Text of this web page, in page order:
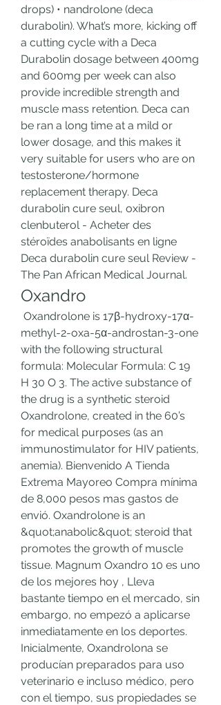
drops) • nandrolone (deca
durabolin). What’s more, kicking off
a cutting cycle with a Deca
Durabolin dosage between 400mg
and 600mg per week can also
provide incredible strength and
muscle mass retention. Deca can
be ran a long time at a mild or
lower dosage, and this makes it
very suitable for users who are on
testosterone/hormone
replacement therapy. Deca
durabolin cure seul, oxibron
clenbuterol - Acheter des
stéroïdes anabolisants en ligne
Deca durabolin cure seul Review -
The Pan African Medical Journal.
Oxandro
methyl-2-oxa-5α-androstan-3-one
with the following structural
formula: Molecular Formula: C 19
H 30 O 3. The active substance of
the drug is a synthetic steroid
Oxandrolone, created in the 60’s
for medical purposes (as an
immunostimulator for HIV patients,
anemia). Bienvenido A Tienda
Extrema Mayoreo Compra mínima
de 8,000 pesos mas gastos de
envió. Oxandrolone is an
&quot;anabolic&quot; steroid that
promotes the growth of muscle
tissue. Magnum Oxandro 10 es uno
de los mejores hoy , Lleva
bastante tiempo en el mercado, sin
embargo, no empezó a aplicarse
inmediatamente en los deportes.
Inicialmente, Oxandrolona se
producían preparados para uso
veterinario e incluso médico, pero
con el tiempo, sus propiedades se